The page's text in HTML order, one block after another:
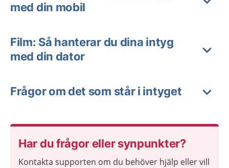
med din mobil
Film: Så hanterar du dina intyg
med din dator
Frågor om det som står i intyget
Har du frågor eller synpunkter?
Kontakta supporten om du behöver hjälp eller vill